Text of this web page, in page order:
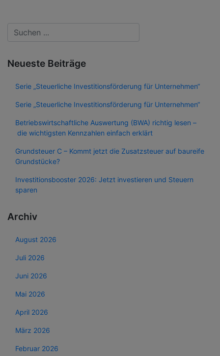
Neueste Beiträge
Serie „Steuerliche Investitionsförderung für Unternehmen“
Serie „Steuerliche Investitionsförderung für Unternehmen“
Betriebswirtschaftliche Auswertung (BWA) richtig lesen –
die wichtigsten Kennzahlen einfach erklärt
Grundsteuer C – Kommt jetzt die Zusatzsteuer auf baureife
Grundstücke?
Investitionsbooster 2026: Jetzt investieren und Steuern
sparen
Archiv
August 2026
Juli 2026
Juni 2026
Mai 2026
April 2026
März 2026
Februar 2026